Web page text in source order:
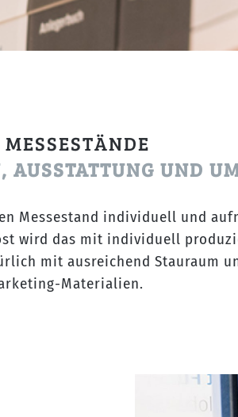
UND
Messestand individuell und
wird das mit individuell
mit ausreichend Stauraum
Materialien.